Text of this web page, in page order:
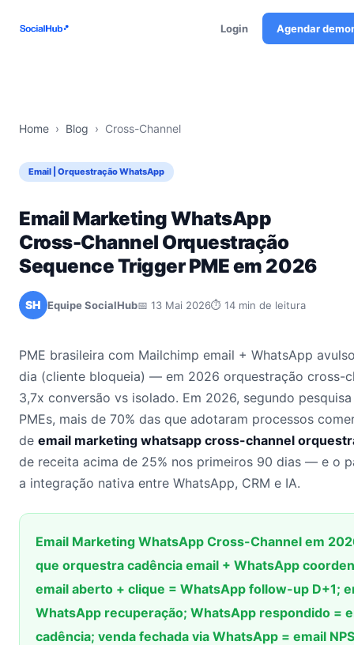
Login Agendar
Home › Blog › Cross-Channel
Email | Orquestração WhatsApp
Email Marketing WhatsApp
Cross-Channel Orquestração
Sequence Trigger PME em 2026
SH Equipe SocialHub📅 13 Mai 2026⏱ 14 min de leitura
PME brasileira com Mailchimp email + WhatsApp
dia (cliente bloqueia) — em 2026 orquestração cross-
3,7x conversão vs isolado. Em 2026, segundo
PMEs, mais de 70% das que adotaram processos
de email marketing whatsapp cross-channel
de receita acima de 25% nos primeiros 90 dias — e o
a integração nativa entre WhatsApp, CRM e IA.
Email Marketing WhatsApp Cross-Channel em
que orquestra cadência email + WhatsApp
email aberto + clique = WhatsApp follow-up D+1;
WhatsApp recuperação; WhatsApp respondido =
cadência; venda fechada via WhatsApp = email